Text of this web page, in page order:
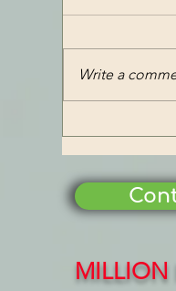
Write a
MILLION